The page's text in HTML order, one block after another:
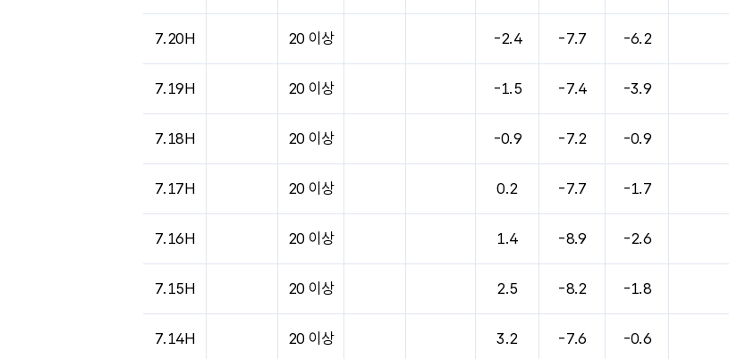
7.20H 20 이상 -2.4 -7.7 -6.2
7.19H 20 이상 -1.5 -7.4 -3.9
7.18H 20 이상 -0.9 -7.2 -0.9
7.17H 20 이상 0.2 -7.7 -1.7
7.16H 20 이상 1.4 -8.9 -2.6
7.15H 20 이상 2.5 -8.2 -1.8
7.14H 20 이상 3.2 -7.6 -0.6